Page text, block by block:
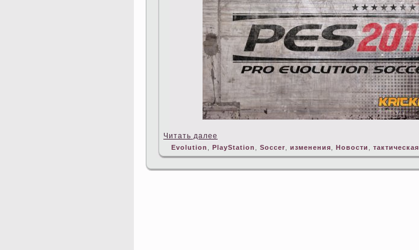
Читать далее
Evolution PlayStation Soccer изменения Новости тактическая